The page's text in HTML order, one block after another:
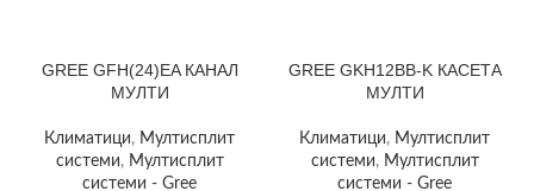
GREE GFH(24)EA КАНАЛ
МУЛТИ
Климатици, Мултисплит
системи, Мултисплит
системи - Gree
GREE GKH12BB-K КАСЕТА
МУЛТИ
Климатици, Мултисплит
системи, Мултисплит
системи - Gree